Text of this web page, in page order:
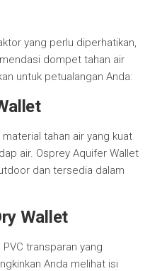
yang perlu diperhatikan,
dompet tahan air
untuk petualangan Anda:
tahan air yang kuat
air. Osprey Aquifer Wallet
dan tersedia dalam
Wallet
transparan yang
Anda melihat isi